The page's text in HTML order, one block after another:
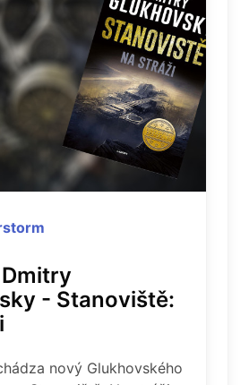
- Stanoviště:
nový Glukhovského